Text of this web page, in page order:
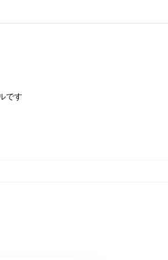
です